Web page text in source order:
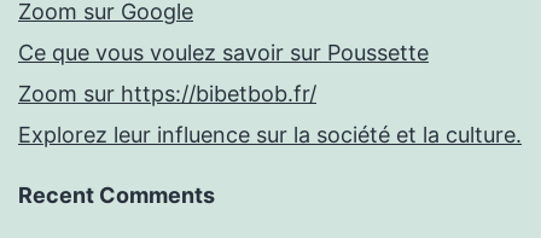
Zoom sur Google
Ce que vous voulez savoir sur Poussette
Zoom sur https://bibetbob.fr/
Explorez leur influence sur la société et la culture.
Recent Comments